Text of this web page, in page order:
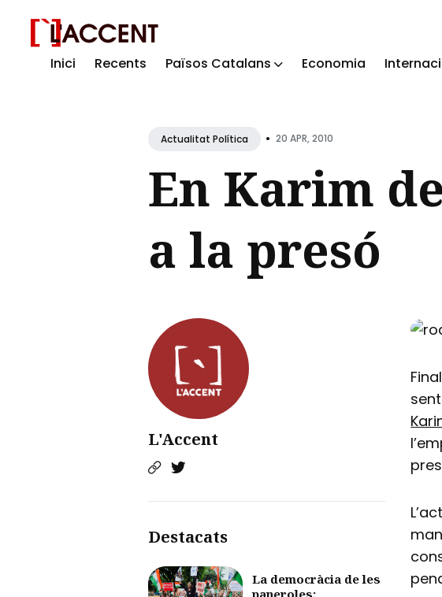
Inici Recents Països Catalans Economia
Blog
Actualitat Política • 20 APR, 2010
En Karim
a la presó
L'Accent
Destacats
La democràcia de les